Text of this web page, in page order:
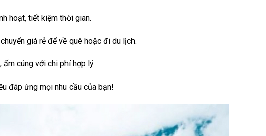
hoạt, tiết kiệm thời gian.
giá rẻ để về quê hoặc đi du lịch.
cúng với chi phí hợp lý.
đáp ứng mọi nhu cầu của bạn!